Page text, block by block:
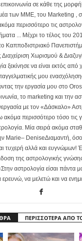
σε κάθε της
των ΜΜΕ, του Marketing ,
περισσότερο τις
... Μέχρι το τέλος του
Καπποδιστριακό
Χωρισμού &
ξεκίνησε να είναι εκτός από
μου
την εργασία μου στο
το marketing και την
με τον «Δάσκαλο»
περισσότερο τόσο τις
Μία σειρά ακόμα
Marie– DeniseΔιαμαντή,
τυχερή αλλά και ευγνώμων!
της αστρολογικής
αστρολογία είσαι πάντα
ερευνώ, να μελετώ και να
ΠΕΡΙΣΣΟΤΕΡΑ ΑΠΟ